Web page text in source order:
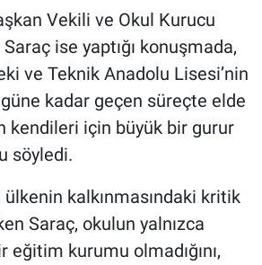
Vekili ve Okul Kurucu
ise yaptığı konuşmada,
ve Teknik Anadolu Lisesi’nin
kadar geçen süreçte elde
kendileri için büyük bir gurur
söyledi.
kalkınmasındaki kritik
Saraç, okulun yalnızca
eğitim kurumu olmadığını,